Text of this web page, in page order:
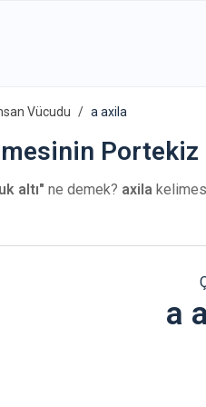
Vücudu a axila
altı" ne demek? axila
a